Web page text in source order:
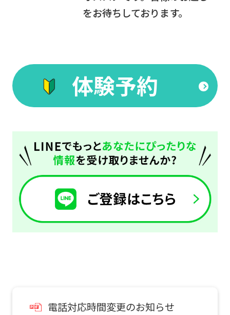
をお待ちしております。
体験予約
電話対応時間変更のお知らせ
page.
However,
an
automatic
the
Japanese
of
this
website
mechanically,